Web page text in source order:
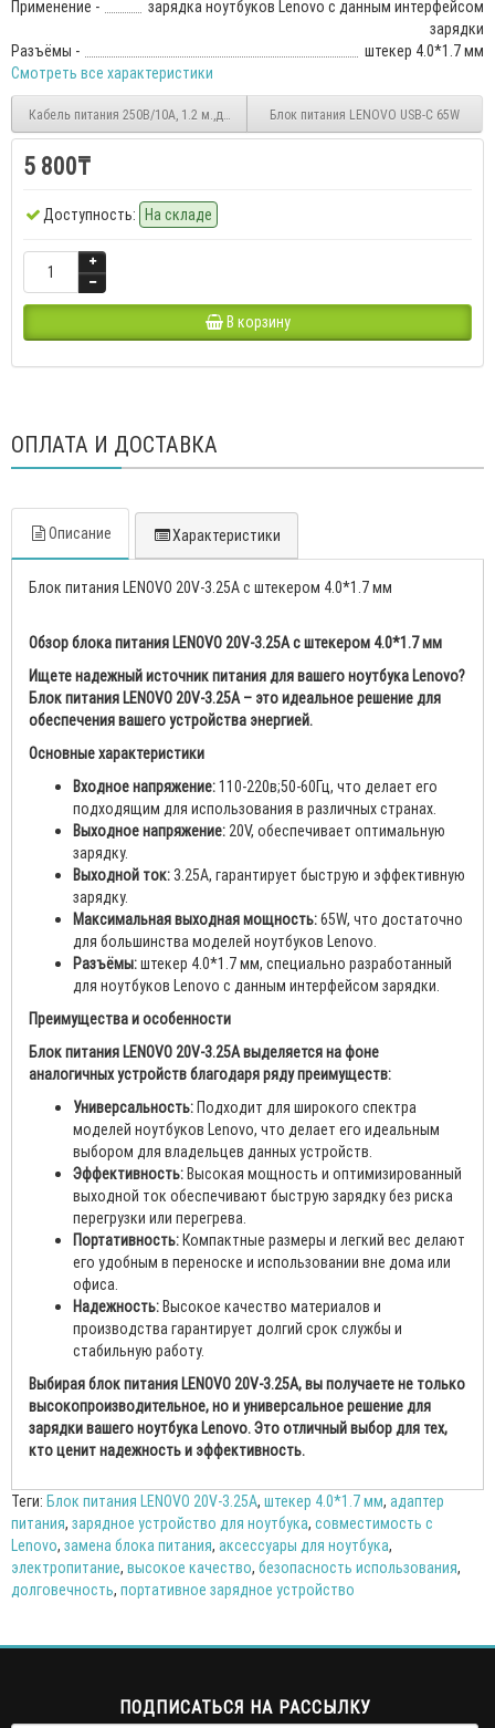
Применение -
зарядка ноутбуков Lenovo с данным интерфейсом
зарядки
Разъёмы -
штекер 4.0*1.7 мм
Смотреть все характеристики
Кабель питания 250В/10A, 1.2 м.,для ноутбуковБлок питания LENOVO USB-C 65W
5 800₸
Доступность: На складе
В корзину
ОПЛАТА И ДОСТАВКА
Описание Характеристики
Блок питания LENOVO 20V-3.25A с штекером 4.0*1.7 мм
Обзор блока питания LENOVO 20V-3.25A с штекером 4.0*1.7 мм
Ищете надежный источник питания для вашего ноутбука Lenovo?
Блок питания LENOVO 20V-3.25A – это идеальное решение для
обеспечения вашего устройства энергией.
Основные характеристики
Входное напряжение:110-220в;50-60Гц, что делает его
подходящим для использования в различных странах.
Выходное напряжение: 20V, обеспечивает оптимальную
зарядку.
Выходной ток: 3.25А, гарантирует быструю и эффективную
зарядку.
Максимальная выходная мощность:65W, что достаточно
для большинства моделей ноутбуков Lenovo.
Разъёмы:штекер 4.0*1.7 мм, специально разработанный
для ноутбуков Lenovo с данным интерфейсом зарядки.
Преимущества и особенности
Блок питания LENOVO 20V-3.25A выделяется на фоне
аналогичных устройств благодаря ряду преимуществ:
Универсальность:Подходит для широкого спектра
моделей ноутбуков Lenovo, что делает его идеальным
выбором для владельцев данных устройств.
Эффективность:Высокая мощность и оптимизированный
выходной ток обеспечивают быструю зарядку без риска
перегрузки или перегрева.
Портативность:Компактные размеры и легкий вес делают
его удобным в переноске и использовании вне дома или
офиса.
Надежность:Высокое качество материалов и
производства гарантирует долгий срок службы и
стабильную работу.
Выбирая блок питания LENOVO 20V-3.25A, вы получаете не только
высокопроизводительное, но и универсальное решение для
зарядки вашего ноутбука Lenovo. Это отличный выбор для тех,
кто ценит надежность и эффективность.
Теги: Блок питания LENOVO 20V-3.25A, штекер 4.0*1.7 мм, адаптер
питания, зарядное устройство для ноутбука, совместимость с
Lenovo, замена блока питания, аксессуары для ноутбука,
электропитание, высокое качество, безопасность использования,
долговечность, портативное зарядное устройство
ПОДПИСАТЬСЯ НА РАССЫЛКУ